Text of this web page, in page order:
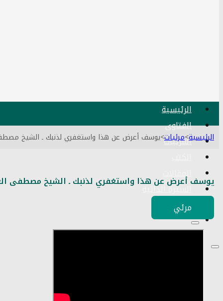
الرئيسية
الفتاوى
المرئيات
المقالات
السيرة الذاتية
اتصل بنا
الرئيسية>مرئيات>يوسف أعرض عن هذا واستغفري لذنبك ـ الشيخ مصطفى
يوسف أعرض عن هذا واستغفري لذنبك ـ الشيخ مصطفى العدوي
مرئي